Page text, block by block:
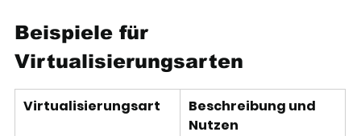
Beispiele für
Virtualisierungsarten
Virtualisierungsart
Beschreibung und
Nutzen